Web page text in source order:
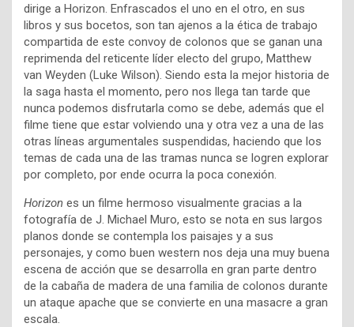
dirige a Horizon. Enfrascados el uno en el otro, en sus
libros y sus bocetos, son tan ajenos a la ética de trabajo
compartida de este convoy de colonos que se ganan una
reprimenda del reticente líder electo del grupo, Matthew
van Weyden (Luke Wilson). Siendo esta la mejor historia de
la saga hasta el momento, pero nos llega tan tarde que
nunca podemos disfrutarla como se debe, además que el
filme tiene que estar volviendo una y otra vez a una de las
otras líneas argumentales suspendidas, haciendo que los
temas de cada una de las tramas nunca se logren explorar
por completo, por ende ocurra la poca conexión.
Horizon es un filme hermoso visualmente gracias a la
fotografía de J. Michael Muro, esto se nota en sus largos
planos donde se contempla los paisajes y a sus
personajes, y como buen western nos deja una muy buena
escena de acción que se desarrolla en gran parte dentro
de la cabaña de madera de una familia de colonos durante
un ataque apache que se convierte en una masacre a gran
escala.